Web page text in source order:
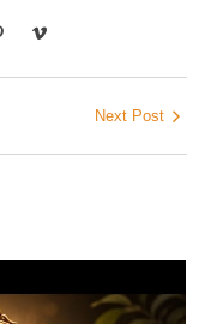
Next Post